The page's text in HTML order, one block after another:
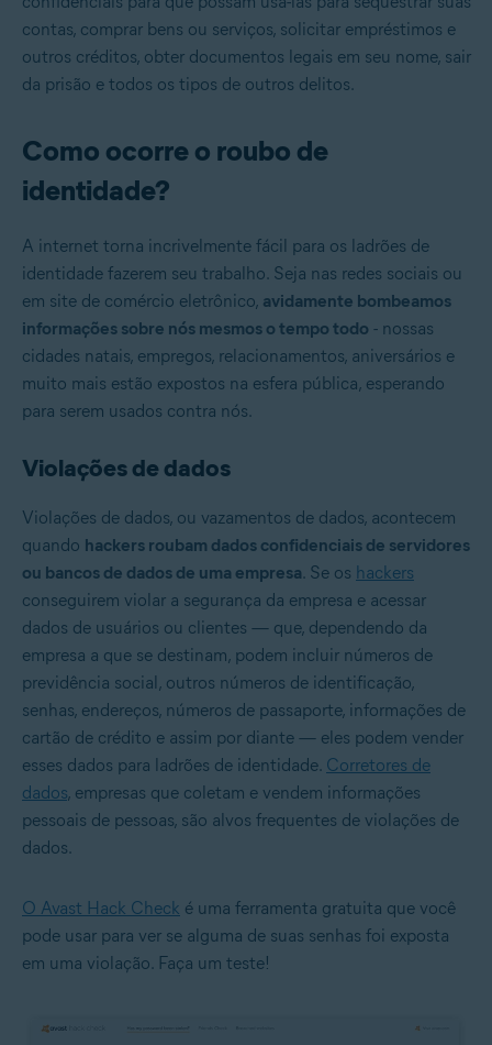
contas, comprar bens ou serviços, solicitar empréstimos e
outros créditos, obter documentos legais em seu nome, sair
da prisão e todos os tipos de outros delitos.
Como ocorre o roubo de
identidade?
A internet torna incrivelmente fácil para os ladrões de
identidade fazerem seu trabalho. Seja nas redes sociais ou
em site de comércio eletrônico, avidamente bombeamos
informações sobre nós mesmos o tempo todo - nossas
cidades natais, empregos, relacionamentos, aniversários e
muito mais estão expostos na esfera pública, esperando
para serem usados contra nós.
Violações de dados
Violações de dados, ou vazamentos de dados, acontecem
quando hackers roubam dados confidenciais de servidores
ou bancos de dados de uma empresa. Se os hackers
conseguirem violar a segurança da empresa e acessar
dados de usuários ou clientes — que, dependendo da
empresa a que se destinam, podem incluir números de
previdência social, outros números de identificação,
senhas, endereços, números de passaporte, informações de
cartão de crédito e assim por diante — eles podem vender
esses dados para ladrões de identidade. Corretores de
dados, empresas que coletam e vendem informações
pessoais de pessoas, são alvos frequentes de violações de
dados.
O Avast Hack Check é uma ferramenta gratuita que você
pode usar para ver se alguma de suas senhas foi exposta
em uma violação. Faça um teste!